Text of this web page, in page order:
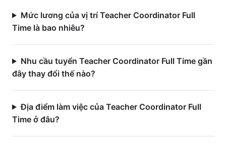
Mức lương của vị trí Teacher Coordinator Full
Time là bao nhiêu?
Nhu cầu tuyển Teacher Coordinator Full Time gần
đây thay đổi thế nào?
Địa điểm làm việc của Teacher Coordinator Full
Time ở đâu?